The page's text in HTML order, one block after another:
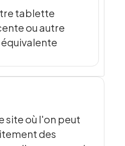
tablette
ou autre
site où l'on peut
des